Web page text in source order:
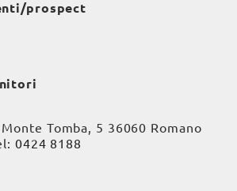
prospect
Tomba, 5 36060 Romano
0424 8188